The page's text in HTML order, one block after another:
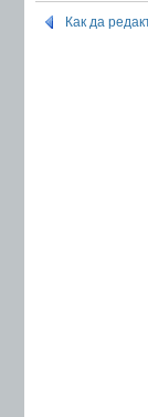
Как да